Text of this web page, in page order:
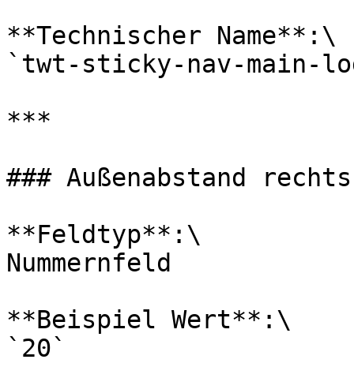
**Technischer Name**:\
`twt-sticky-nav-main-
***
### Außenabstand rechts
**Feldtyp**:\
Nummernfeld
**Beispiel Wert**:\
`20`